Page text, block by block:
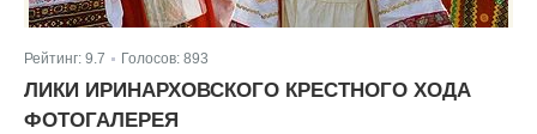
Рейтинг: 9.7 Голосов: 893
ЛИКИ ИРИНАРХОВСКОГО КРЕСТНОГО ХОДА
ФОТОГАЛЕРЕЯ